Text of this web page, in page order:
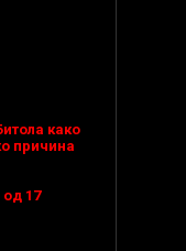
како
причина
17